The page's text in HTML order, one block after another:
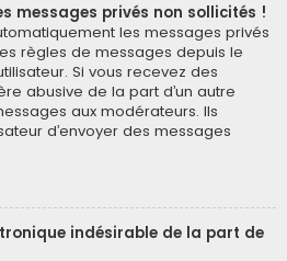
messages privés non sollicités !
les messages privés
règles de messages depuis le
Si vous recevez des
abusive de la part d’un autre
aux modérateurs. Ils
d’envoyer des messages
indésirable de la part de